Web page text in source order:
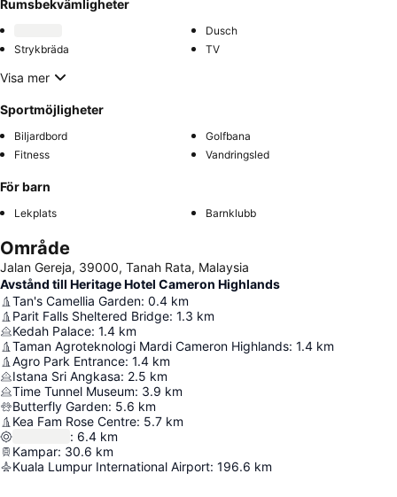
Rumsbekvämligheter
Dusch
Strykbräda
TV
Visa mer
Sportmöjligheter
Biljardbord
Golfbana
Fitness
Vandringsled
För barn
Lekplats Barnklubb
Område
Jalan Gereja, 39000, Tanah Rata, Malaysia
Avstånd till Heritage Hotel Cameron Highlands
Tan's Camellia Garden: 0.4 km
Parit Falls Sheltered Bridge: 1.3 km
Kedah Palace: 1.4 km
Taman Agroteknologi Mardi Cameron Highlands: 1.4 km
Agro Park Entrance: 1.4 km
Istana Sri Angkasa: 2.5 km
Time Tunnel Museum: 3.9 km
Butterfly Garden: 5.6 km
Kea Fam Rose Centre: 5.7 km
: 6.4 km
Kampar: 30.6 km
Kuala Lumpur International Airport: 196.6 km